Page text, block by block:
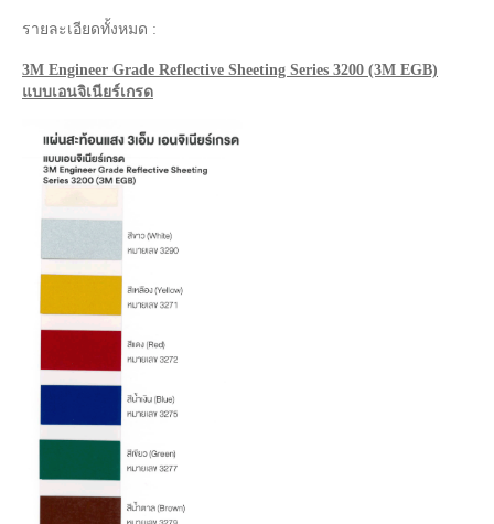
รายละเอียดทั้งหมด :
3M Engineer Grade Reflective Sheeting Series 3200 (3M EGB)
แบบเอนจิเนียร์เกรด